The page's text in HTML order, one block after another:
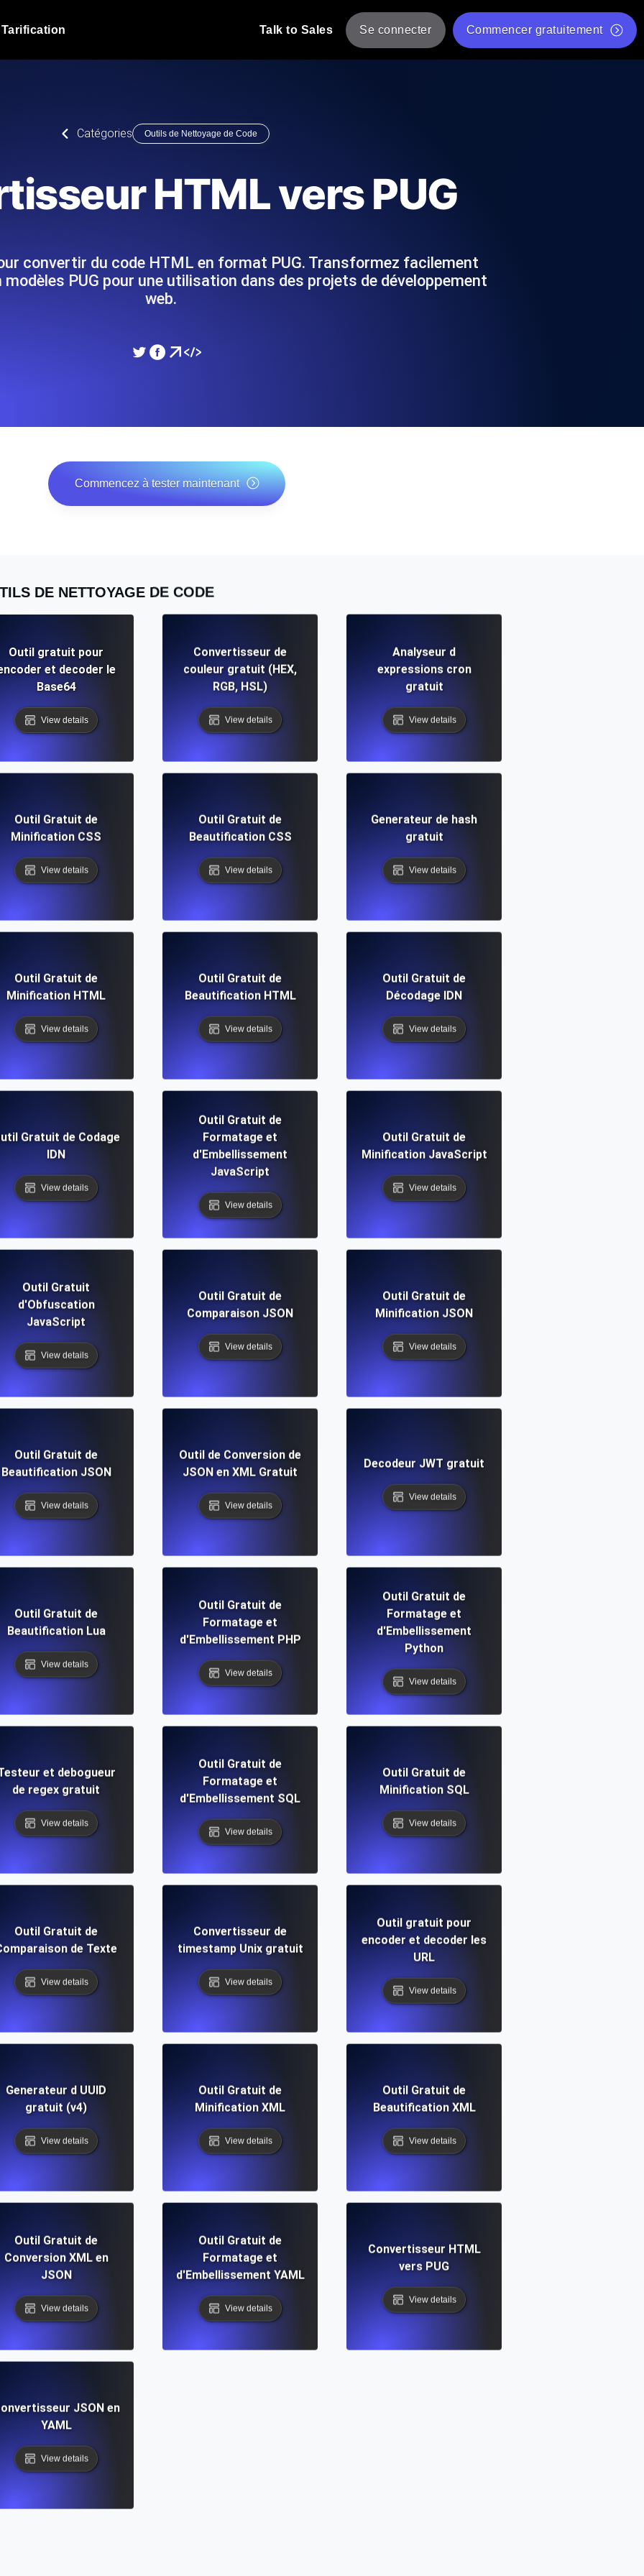
stack technologique.
commencer.
tâches planifiées. Gratuit pour
DNS Monitoring
DNS monitoring avec vérification des enregistrements et alertes.
Gratuit pour commencer.
Blog produit
En savoir plus sur le blog
Vérificateur de statut d'API
Tarification Talk to Sales Se connecter Commencer gratuitement
Catégories Outils de Nettoyage de Code
HTML vers PUG
convertir du code HTML en format PUG. Transformez facilement
PUG pour une utilisation dans des projets de développement
web.
Commencez à tester maintenant
DE NETTOYAGE DE CODE
Outil gratuit pour
et decoder le
Base64
View details
Convertisseur de
couleur gratuit (HEX,
RGB, HSL)
View details
Analyseur d
expressions cron
gratuit
View details
Outil Gratuit de
Minification CSS
View details
Outil Gratuit de
Beautification CSS
View details
Generateur de hash
gratuit
View details
Outil Gratuit de
Minification HTML
View details
Outil Gratuit de
Beautification HTML
View details
Outil Gratuit de
Décodage IDN
View details
Gratuit de Codage
IDN
View details
Outil Gratuit de
Formatage et
d'Embellissement
JavaScript
View details
Outil Gratuit de
Minification JavaScript
View details
Outil Gratuit
d'Obfuscation
JavaScript
View details
Outil Gratuit de
Comparaison JSON
View details
Outil Gratuit de
Minification JSON
View details
Outil Gratuit de
Beautification JSON
View details
Outil de Conversion de
JSON en XML Gratuit
View details
Decodeur JWT gratuit
View details
Outil Gratuit de
Beautification Lua
View details
Outil Gratuit de
Formatage et
d'Embellissement PHP
View details
Outil Gratuit de
Formatage et
d'Embellissement
Python
View details
et debogueur
de regex gratuit
View details
Outil Gratuit de
Formatage et
d'Embellissement SQL
View details
Outil Gratuit de
Minification SQL
View details
Outil Gratuit de
de Texte
View details
Convertisseur de
timestamp Unix gratuit
View details
Outil gratuit pour
encoder et decoder les
URL
View details
Generateur d UUID
gratuit (v4)
View details
Outil Gratuit de
Minification XML
View details
Outil Gratuit de
Beautification XML
View details
Outil Gratuit de
Conversion XML en
JSON
View details
Outil Gratuit de
Formatage et
d'Embellissement YAML
View details
Convertisseur HTML
vers PUG
View details
JSON en
YAML
View details